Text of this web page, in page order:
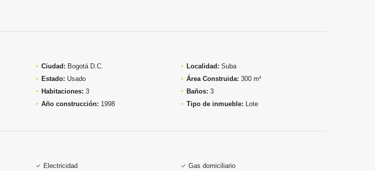
Ciudad: Bogotá D.C. Localidad: Suba
Estado: Usado Área Construida: 300 m²
Habitaciones: 3 Baños: 3
Año construcción: 1998 Tipo de inmueble: Lote
Electricidad
Gas domiciliario